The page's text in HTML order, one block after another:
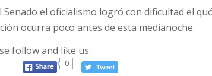
Senado el oficialismo logró con dificultad el
ocurra poco antes de esta medianoche.
follow and like us:
0